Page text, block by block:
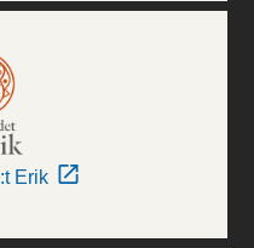
Erik